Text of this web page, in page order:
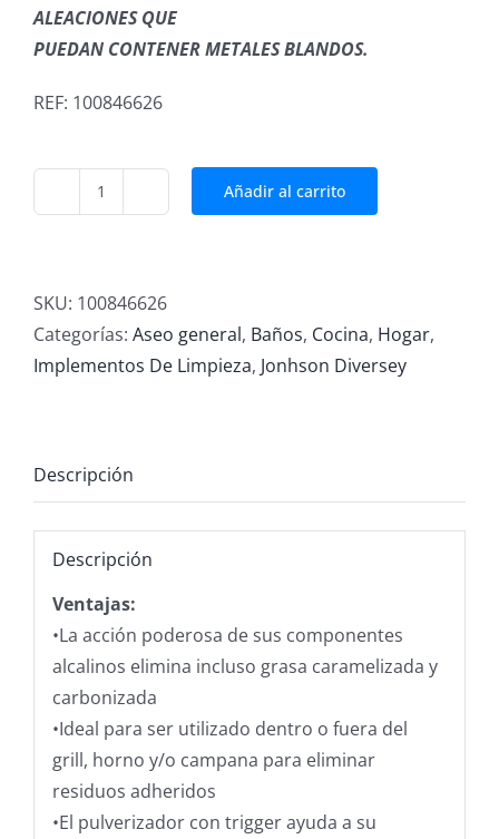
ALEACIONES QUE
PUEDAN CONTENER METALES BLANDOS.
REF: 100846626
DESENGRASANTE
Y
PARRILLAS
PISTOLA
Añadir al carrito
SKU: 100846626
Categorías: Aseo general, Baños, Cocina, Hogar,
Implementos De Limpieza, Jonhson Diversey
Descripción
Descripción
Ventajas:
•La acción poderosa de sus componentes
alcalinos elimina incluso grasa caramelizada y
carbonizada
•Ideal para ser utilizado dentro o fuera del
grill, horno y/o campana para eliminar
residuos adheridos
•El pulverizador con trigger ayuda a su